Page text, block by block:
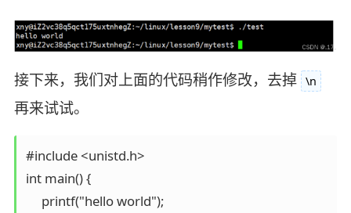
接下来，我们对上面的代码稍作修改，去掉 \n
再来试试。
#include <unistd.h>
int main() {
     printf("hello world");